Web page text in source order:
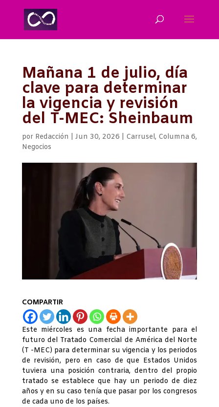
Mañana 1 de julio, día
clave para determinar
la vigencia y revisión
del T-MEC: Sheinbaum
por Redacción Jun 30, 2026 Carrusel, Columna 6,
Negocios
COMPARTIR
Este miércoles es una fecha importante para el
futuro del Tratado Comercial de América del Norte
(T -MEC) para determinar su vigencia y los periodos
de revisión, pero en caso de que Estados Unidos
tuviera una posición contraria, dentro del propio
tratado se establece que hay un periodo de diez
años y en su caso tenía que pasar por los congresos
de cada uno de los países.